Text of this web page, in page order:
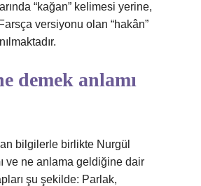
“kağan” kelimesi yerine,
versiyonu olan “hakân”
demek anlamı
bilgilerle birlikte Nurgül
ve ne anlama geldiğine dair
şu şekilde: Parlak,